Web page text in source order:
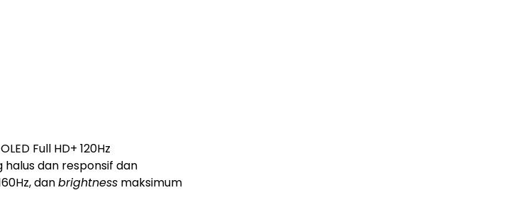
Full HD+ 120Hz
dan responsif dan
danbrightness maksimum